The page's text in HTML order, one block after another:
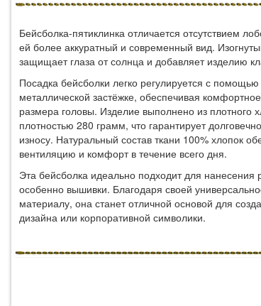
Бейсболка-пятиклинка отличается отсутствием
ей более аккуратный и современный вид.
защищает глаза от солнца и добавляет изделию
Посадка бейсболки легко регулируется с
металлической застёжке, обеспечивая
размера головы. Изделие выполнено из плотного
плотностью 280 грамм, что гарантирует
износу. Натуральный состав ткани 100% хлопок
вентиляцию и комфорт в течение всего дня.
Эта бейсболка идеально подходит для нанесения
особенно вышивки. Благодаря своей
материалу, она станет отличной основой для
дизайна или корпоративной символики.